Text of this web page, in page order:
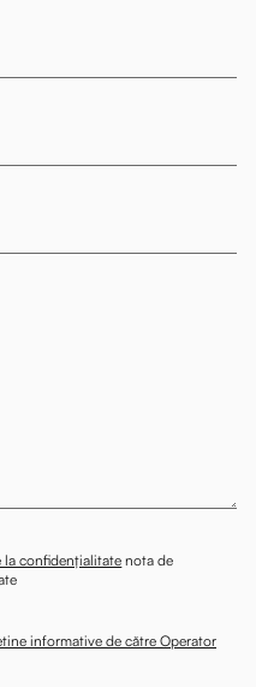
la confidențialitate nota de
informative de către Operator